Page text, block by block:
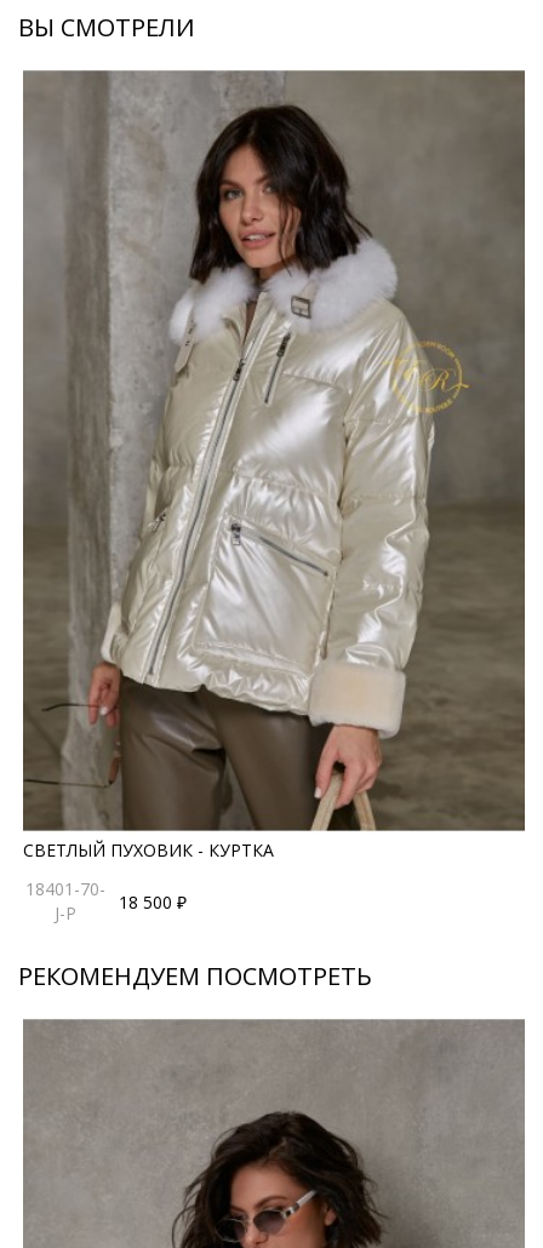
ВЫ СМОТРЕЛИ
СВЕТЛЫЙ ПУХОВИК - КУРТКА
18401-70-
J-P
18 500 ₽
РЕКОМЕНДУЕМ ПОСМОТРЕТЬ